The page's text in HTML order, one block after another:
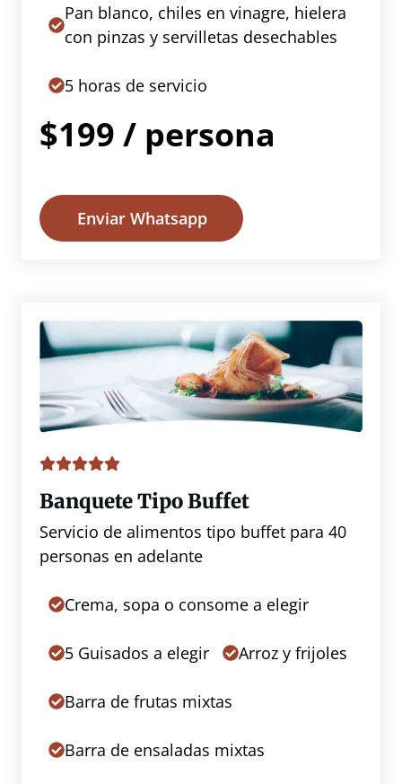
Pan blanco, chiles en vinagre, hielera
con pinzas y servilletas desechables
5 horas de servicio
$199 / persona
Enviar Whatsapp
Banquete Tipo Buffet
Servicio de alimentos tipo buffet para 40
personas en adelante
Crema, sopa o consome a elegir
5 Guisados a elegir Arroz y frijoles
Barra de frutas mixtas
Barra de ensaladas mixtas